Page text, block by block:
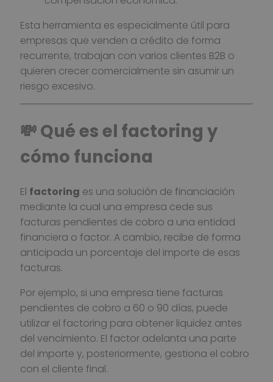
Esta herramienta es especialmente útil para
empresas que venden a crédito de forma
recurrente, trabajan con varios clientes B2B o
quieren crecer comercialmente sin asumir un
riesgo excesivo.
💸 Qué es el factoring y
cómo funciona
El factoring es una solución de financiación
mediante la cual una empresa cede sus
facturas pendientes de cobro a una entidad
financiera o factor. A cambio, recibe de forma
anticipada un porcentaje del importe de esas
facturas.
Por ejemplo, si una empresa tiene facturas
pendientes de cobro a 60 o 90 días, puede
utilizar el factoring para obtener liquidez antes
del vencimiento. El factor adelanta una parte
del importe y, posteriormente, gestiona el cobro
con el cliente final.